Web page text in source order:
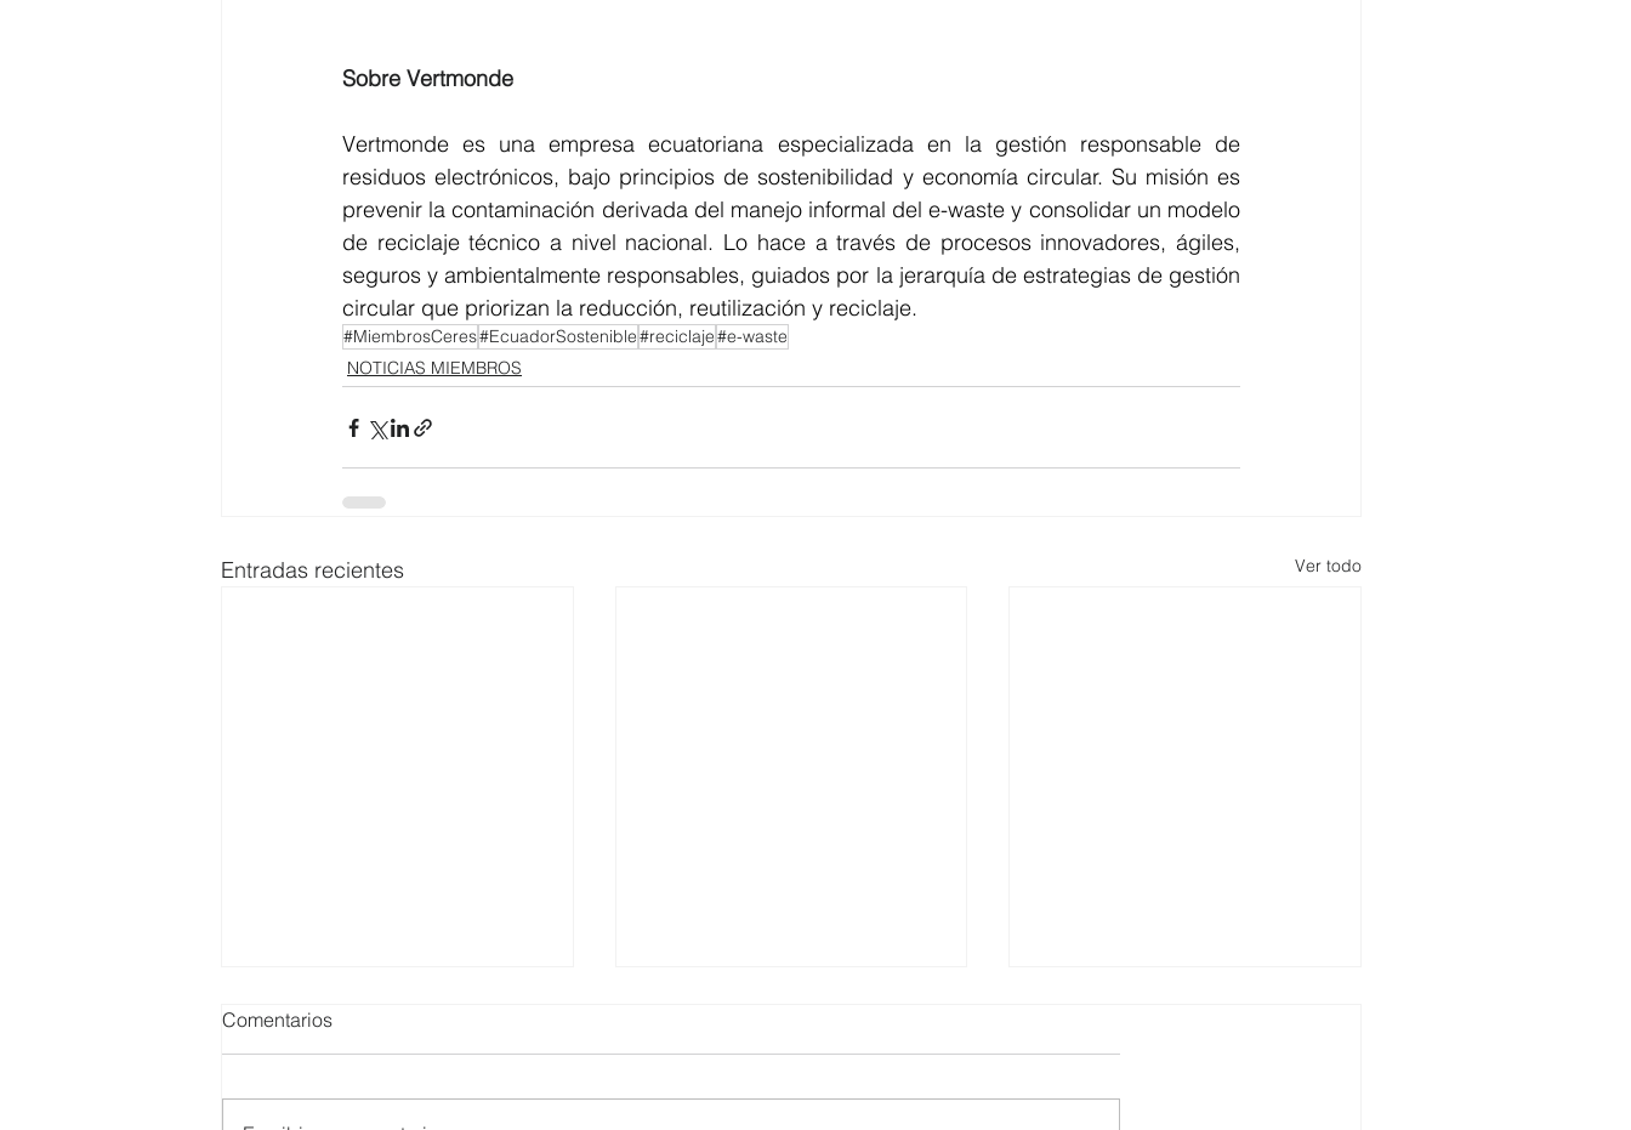
Sobre Vertmonde
Vertmonde es una empresa ecuatoriana especializada en la gestión responsable de
residuos electrónicos, bajo principios de sostenibilidad y economía circular. Su misión es
prevenir la contaminación derivada del manejo informal del e-waste y consolidar un modelo
de reciclaje técnico a nivel nacional. Lo hace a través de procesos innovadores, ágiles,
seguros y ambientalmente responsables, guiados por la jerarquía de estrategias de gestión
circular que priorizan la reducción, reutilización y reciclaje.
#MiembrosCeres#EcuadorSostenible#reciclaje#e-waste
NOTICIAS MIEMBROS
Entradas recientes Ver todo
Comentarios